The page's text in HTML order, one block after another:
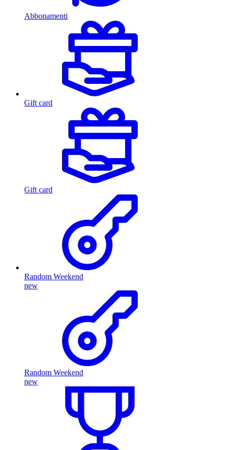
Abbonamenti
Gift card
Gift card
Random Weekend
new
Random Weekend
new